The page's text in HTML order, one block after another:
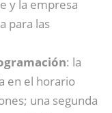
y la empresa
para las
: la
en el horario
una segunda